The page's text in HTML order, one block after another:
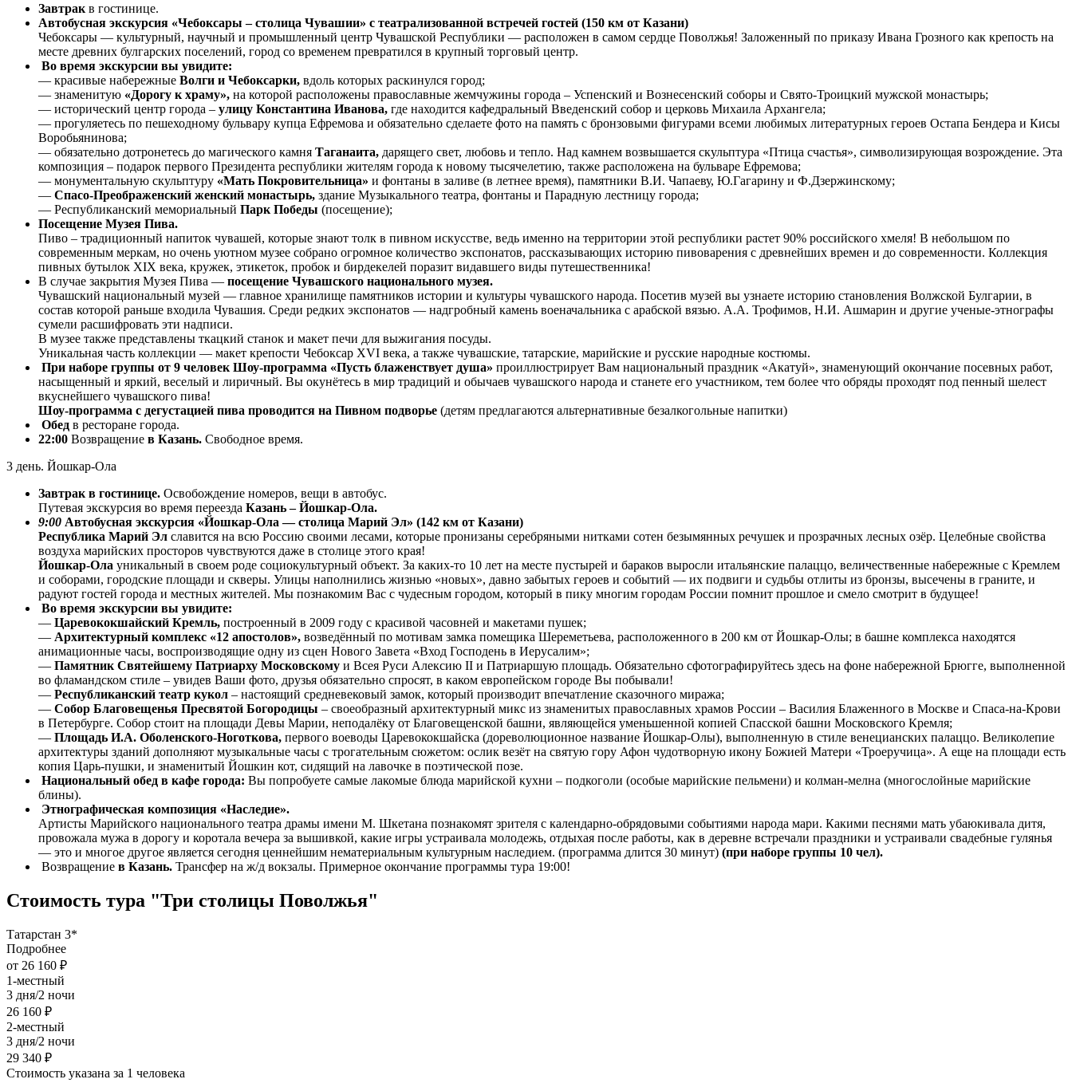
Завтрак в гостинице.
Автобусная экскурсия «Чебоксары – столица Чувашии» с театрализованной встречей гостей (150 км от Казани)
Чебоксары — культурный, научный и промышленный центр Чувашской Республики — расположен в самом сердце Поволжья! Заложенный по приказу Ивана Грозного как крепость на
месте древних булгарских поселений, город со временем превратился в крупный торговый центр.
Во время экскурсии вы увидите:
— красивые набережные Волги и Чебоксарки, вдоль которых раскинулся город;
— знаменитую «Дорогу к храму», на которой расположены православные жемчужины города – Успенский и Вознесенский соборы и Свято-Троицкий мужской монастырь;
— исторический центр города – улицу Константина Иванова, где находится кафедральный Введенский собор и церковь Михаила Архангела;
— прогуляетесь по пешеходному бульвару купца Ефремова и обязательно сделаете фото на память с бронзовыми фигурами всеми любимых литературных героев Остапа Бендера и Кисы
Воробьянинова;
— обязательно дотронетесь до магического камня Таганаита, дарящего свет, любовь и тепло. Над камнем возвышается скульптура «Птица счастья», символизирующая возрождение. Эта
композиция – подарок первого Президента республики жителям города к новому тысячелетию, также расположена на бульваре Ефремова;
— монументальную скульптуру «Мать Покровительница» и фонтаны в заливе (в летнее время), памятники В.И. Чапаеву, Ю.Гагарину и Ф.Дзержинскому;
— Спасо-Преображенский женский монастырь, здание Музыкального театра, фонтаны и Парадную лестницу города;
— Республиканский мемориальный Парк Победы (посещение);
Посещение Музея Пива.
Пиво – традиционный напиток чувашей, которые знают толк в пивном искусстве, ведь именно на территории этой республики растет 90% российского хмеля! В небольшом по
современным меркам, но очень уютном музее собрано огромное количество экспонатов, рассказывающих историю пивоварения с древнейших времен и до современности. Коллекция
пивных бутылок XIX века, кружек, этикеток, пробок и бирдекелей поразит видавшего виды путешественника!
В случае закрытия Музея Пива — посещение Чувашского национального музея.
Чувашский национальный музей — главное хранилище памятников истории и культуры чувашского народа. Посетив музей вы узнаете историю становления Волжской Булгарии, в
состав которой раньше входила Чувашия. Среди редких экспонатов — надгробный камень военачальника с арабской вязью. А.А. Трофимов, Н.И. Ашмарин и другие ученые-этнографы
сумели расшифровать эти надписи.
В музее также представлены ткацкий станок и макет печи для выжигания посуды.
Уникальная часть коллекции — макет крепости Чебоксар XVI века, а также чувашские, татарские, марийские и русские народные костюмы.
При наборе группы от 9 человек Шоу-программа «Пусть блаженствует душа» проиллюстрирует Вам национальный праздник «Акатуй», знаменующий окончание посевных работ,
насыщенный и яркий, веселый и лиричный. Вы окунётесь в мир традиций и обычаев чувашского народа и станете его участником, тем более что обряды проходят под пенный шелест
вкуснейшего чувашского пива!
Шоу-программа с дегустацией пива проводится на Пивном подворье (детям предлагаются альтернативные безалкогольные напитки)
Обед в ресторане города.
22:00 Возвращение в Казань. Свободное время.
3 день. Йошкар-Ола
Завтрак в гостинице. Освобождение номеров, вещи в автобус.
Путевая экскурсия во время переезда Казань – Йошкар-Ола.
9:00 Автобусная экскурсия «Йошкар-Ола — столица Марий Эл» (142 км от Казани)
Республика Марий Эл славится на всю Россию своими лесами, которые пронизаны серебряными нитками сотен безымянных речушек и прозрачных лесных озёр. Целебные свойства
воздуха марийских просторов чувствуются даже в столице этого края!
Йошкар-Ола уникальный в своем роде социокультурный объект. За каких-то 10 лет на месте пустырей и бараков выросли итальянские палаццо, величественные набережные с Кремлем
и соборами, городские площади и скверы. Улицы наполнились жизнью «новых», давно забытых героев и событий — их подвиги и судьбы отлиты из бронзы, высечены в граните, и
радуют гостей города и местных жителей. Мы познакомим Вас с чудесным городом, который в пику многим городам России помнит прошлое и смело смотрит в будущее!
Во время экскурсии вы увидите:
— Царевококшайский Кремль, построенный в 2009 году с красивой часовней и макетами пушек;
— Архитектурный комплекс «12 апостолов», возведённый по мотивам замка помещика Шереметьева, расположенного в 200 км от Йошкар-Олы; в башне комплекса находятся
анимационные часы, воспроизводящие одну из сцен Нового Завета «Вход Господень в Иерусалим»;
— Памятник Святейшему Патриарху Московскому и Всея Руси Алексию II и Патриаршую площадь. Обязательно сфотографируйтесь здесь на фоне набережной Брюгге, выполненной
во фламандском стиле – увидев Ваши фото, друзья обязательно спросят, в каком европейском городе Вы побывали!
— Республиканский театр кукол – настоящий средневековый замок, который производит впечатление сказочного миража;
— Собор Благовещенья Пресвятой Богородицы – своеобразный архитектурный микс из знаменитых православных храмов России – Василия Блаженного в Москве и Спаса-на-Крови
в Петербурге. Собор стоит на площади Девы Марии, неподалёку от Благовещенской башни, являющейся уменьшенной копией Спасской башни Московского Кремля;
— Площадь И.А. Оболенского-Ноготкова, первого воеводы Царевококшайска (дореволюционное название Йошкар-Олы), выполненную в стиле венецианских палаццо. Великолепие
архитектуры зданий дополняют музыкальные часы с трогательным сюжетом: ослик везёт на святую гору Афон чудотворную икону Божией Матери «Троеручица». А еще на площади есть
копия Царь-пушки, и знаменитый Йошкин кот, сидящий на лавочке в поэтической позе.
Национальный обед в кафе города: Вы попробуете самые лакомые блюда марийской кухни – подкоголи (особые марийские пельмени) и колман-мелна (многослойные марийские
блины).
Этнографическая композиция «Наследие».
Артисты Марийского национального театра драмы имени М. Шкетана познакомят зрителя с календарно-обрядовыми событиями народа мари. Какими песнями мать убаюкивала дитя,
провожала мужа в дорогу и коротала вечера за вышивкой, какие игры устраивала молодежь, отдыхая после работы, как в деревне встречали праздники и устраивали свадебные гулянья
— это и многое другое является сегодня ценнейшим нематериальным культурным наследием. (программа длится 30 минут) (при наборе группы 10 чел).
Возвращение в Казань. Трансфер на ж/д вокзалы. Примерное окончание программы тура 19:00!
Стоимость тура "Три столицы Поволжья"
Татарстан 3*
Подробнее
от 26 160 ₽
1-местный
3 дня/2 ночи
26 160 ₽
2-местный
3 дня/2 ночи
29 340 ₽
Стоимость указана за 1 человека